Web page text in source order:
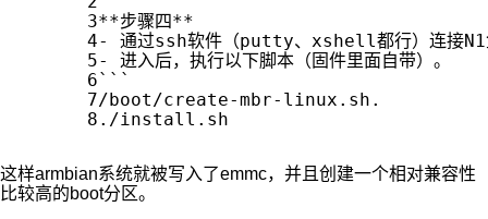
3
4
5
6
7
8
**步骤四**
- 通过ssh软件（putty、xshell都行）连接N1
- 进入后，执行以下脚本（固件里面自带）。
```
/boot/create-mbr-linux.sh.
./install.sh
这样armbian系统就被写入了emmc，并且创建一个相对兼容性
比较高的boot分区。